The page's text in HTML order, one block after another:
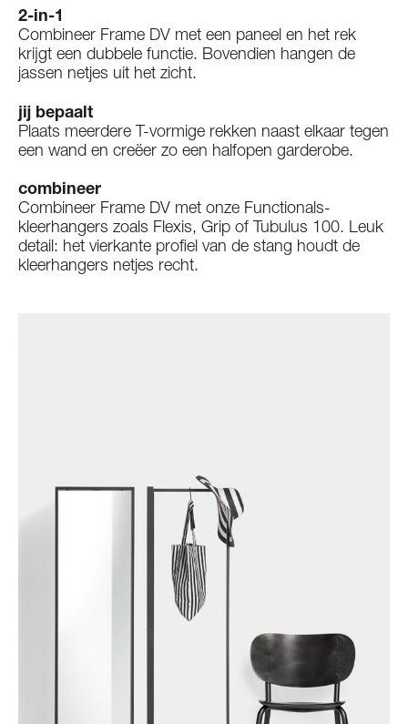
2-in-1
Combineer Frame DV met een paneel en het rek
krijgt een dubbele functie. Bovendien hangen de
jassen netjes uit het zicht.
jij bepaalt
Plaats meerdere T-vormige rekken naast elkaar tegen
een wand en creëer zo een halfopen garderobe.
combineer
Combineer Frame DV met onze Functionals-
kleerhangers zoals Flexis, Grip of Tubulus 100. Leuk
detail: het vierkante profiel van de stang houdt de
kleerhangers netjes recht.